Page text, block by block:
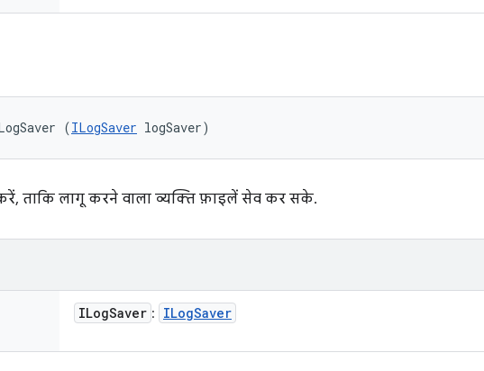
(ILogSaver logSaver)
ताकि लागू करने वाला व्यक्ति फ़ाइलें सेव कर सके.
ILogSaver : ILogSaver